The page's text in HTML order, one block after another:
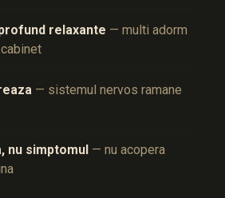
relaxante — multi adorm
— sistemul nervos ramane
nu simptomul — nu acopera